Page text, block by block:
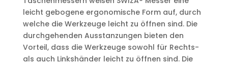
leicht gebogene ergonomische Form auf, durch
welche die Werkzeuge leicht zu öffnen sind. Die
durchgehenden Ausstanzungen bieten den
Vorteil, dass die Werkzeuge sowohl für Rechts-
als auch Linkshänder leicht zu öffnen sind. Die